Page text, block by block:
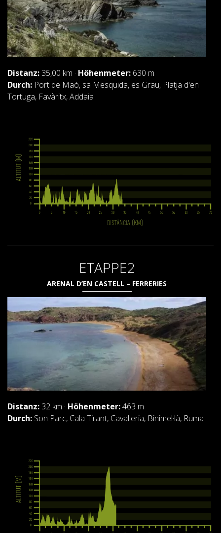
NON-STOP
RULES AND VALIDATION CRITERIA
SUPPORT SERVICE
PREIS
DIENSTLEISTUNGEN
UNTERKUNFT
REGLEMENT
ABOUT US
STUDIE ÜBER KUNSTSTOFFE AUF DEM CAMÍ DE
CAVALLS
BACHRENATURIERUNG
Distanz: 35,00 km · Höhenmeter: 630 m
Durch: Port de Maó, sa Mesquida, es Grau, Platja d'en
Tortuga, Favàritx, Addaia
ETAPPE2
ARENAL D’EN CASTELL – FERRERIES
Distanz: 32 km · Höhenmeter:463 m
Durch: Son Parc, Cala Tirant, Cavalleria, Binimel·là, Ruma